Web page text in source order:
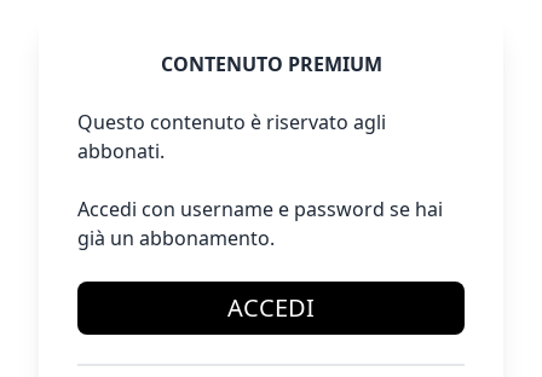
CONTENUTO PREMIUM
Questo contenuto è riservato agli
abbonati.
Accedi con username e password se hai
già un abbonamento.
ACCEDI